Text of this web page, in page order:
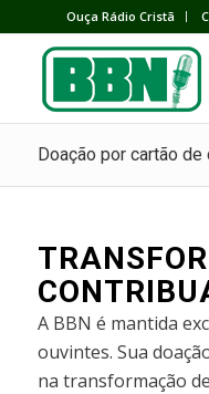
Ouça Rádio Cristã
Doação por cartão de
A BBN é mantida
ouvintes. Sua
na transformação